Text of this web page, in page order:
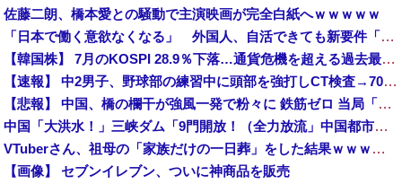
佐藤二朗、橋本愛との騒動で主演映画が完全白紙へｗｗｗｗｗ
「日本で働く意欲なくなる」 外国人、自活できても新要件「届かない」…永住許可厳格化で「日本離れ」か
【韓国株】 7月のKOSPI 28.9％下落…通貨危機を超える過去最大の下げ幅
【速報】 中2男子、野球部の練習中に頭部を強打しCT検査→70代医師「問題ないです」→中学生死亡「他人のCT画像みてました」
【悲報】 中国、橋の欄干が強風一発で粉々に 鉄筋ゼロ 当局「接着剤でくっつけただけ」「正常で、品質問題はない」
中国「大洪水！」三峡ダム「9門開放！（全力放流」中国都市「三峡沿線の道路水没」中国政府「高速道路封鎖！」中国ダム「緊急放流に合わせて開門（土砂崩れ発生」→
VTuberさん、祖母の「家族だけの一日葬」をした結果ｗｗｗｗｗｗｗ
【画像】 セブンイレブン、ついに神商品を販売